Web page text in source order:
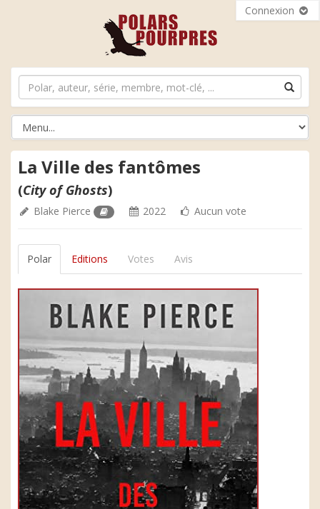
Connexion
La Ville des fantômes
(City of Ghosts)
Blake Pierce 2022 Aucun vote
Polar Editions Votes Avis